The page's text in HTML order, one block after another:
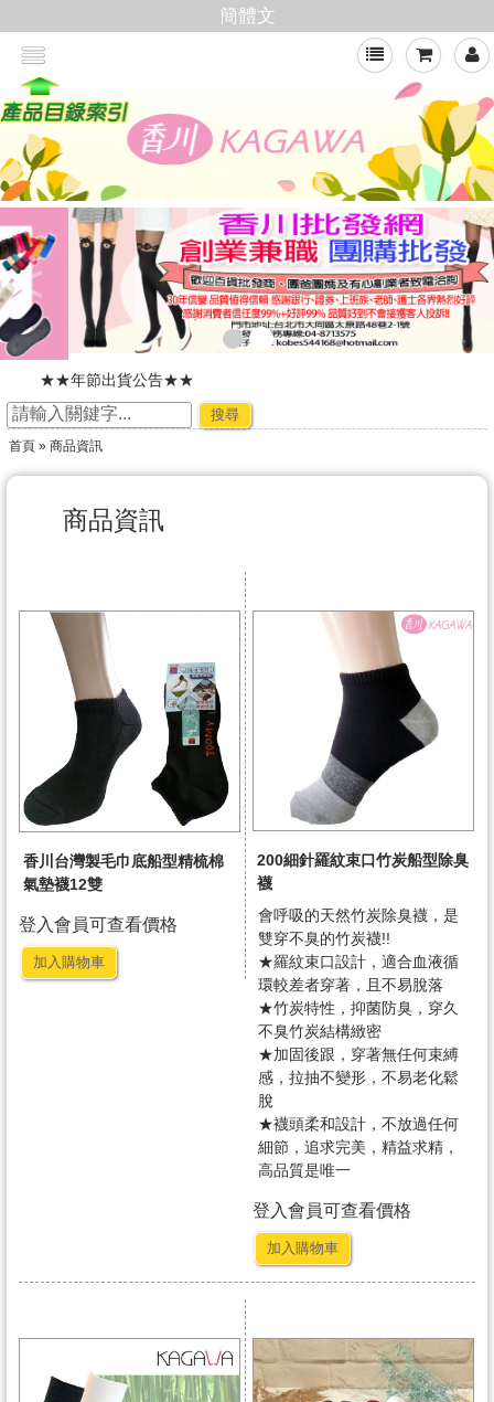
簡體文
<
★★年節出貨公告★★
加入會員,即可享有批發價格
新官網，購物好輕鬆
☆ ★~廠商合作-專利技術~☆ ★
搜尋
首頁» 商品資訊
商品資訊
香川台灣製毛巾底船型精梳棉
氣墊襪12雙
登入會員可查看價格
加入購物車
200細針羅紋束口竹炭船型除臭
襪
會呼吸的天然竹炭除臭襪，是
雙穿不臭的竹炭襪!!
★羅紋束口設計，適合血液循
環較差者穿著，且不易脫落
★竹炭特性，抑菌防臭，穿久
不臭竹炭結構緻密
★加固後跟，穿著無任何束縛
感，拉抽不變形，不易老化鬆
脫
★襪頭柔和設計，不放過任何
細節，追求完美，精益求精，
高品質是唯一
登入會員可查看價格
加入購物車